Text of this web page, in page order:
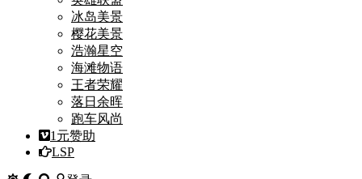
冰岛美景
樱花美景
浩瀚星空
海滩物语
王者荣耀
落日余晖
跑车风尚
1元赞助
LSP